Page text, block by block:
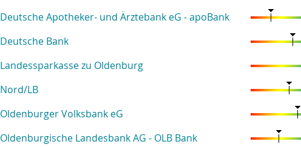
Deutsche Apotheker- und Ärztebank eG - apoBank
Deutsche Bank
Landessparkasse zu Oldenburg
Nord/LB
Oldenburger Volksbank eG
Oldenburgische Landesbank AG - OLB Bank